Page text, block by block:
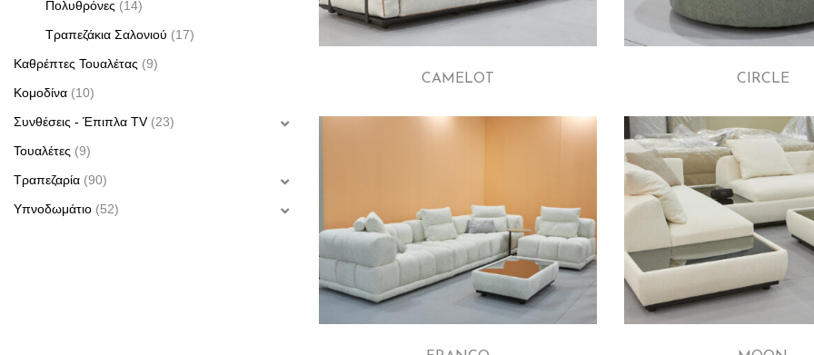
Πολυθρόνες (14)
Τραπεζάκια Σαλονιού (17)
Καθρέπτες Τουαλέτας (9)
Κομοδίνα (10)
Συνθέσεις - Έπιπλα TV (23)
Τουαλέτες (9)
Τραπεζαρία (90)
Υπνο­δωμάτιο (52)
CAMELOT CIRCLE